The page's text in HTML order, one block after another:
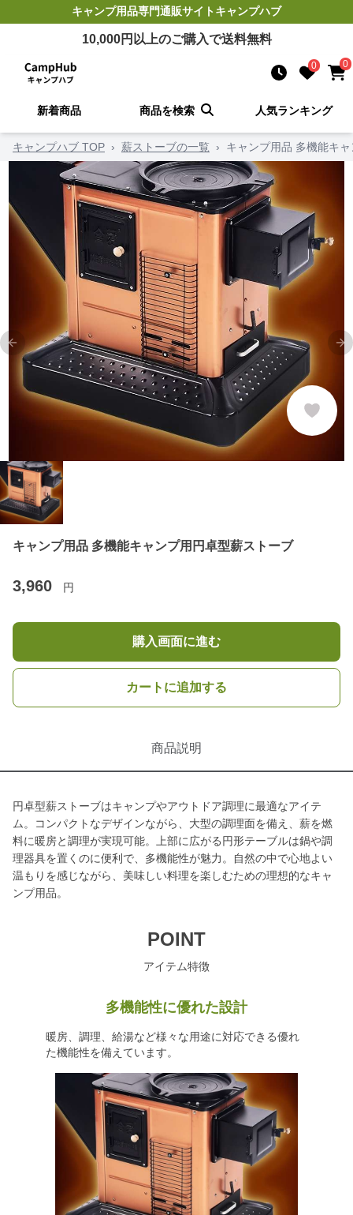
キャンプ用品専門通販サイトキャンプハブ
10,000円以上のご購入で送料無料
0 0
新着商品 商品を検索 人気ランキング
キャンプハブ TOP › 薪ストーブの一覧 › キャンプ用品 多機能キ
Previous slide
キャンプ用品 多機能キャンプ用円卓型薪ストーブ
3,960 円
購入画面に進む
カートに追加する
商品説明
円卓型薪ストーブはキャンプやアウトドア調理に最適なアイテ
ム。コンパクトなデザインながら、大型の調理面を備え、薪を燃
料に暖房と調理が実現可能。上部に広がる円形テーブルは鍋や調
理器具を置くのに便利で、多機能性が魅力。自然の中で心地よい
温もりを感じながら、美味しい料理を楽しむための理想的なキャ
ンプ用品。
POINT
アイテム特徴
多機能性に優れた設計
暖房、調理、給湯など様々な用途に対応できる優れ
た機能性を備えています。